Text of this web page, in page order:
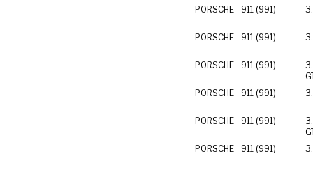
PORSCHE 911 (991)
PORSCHE 911 (991)
PORSCHE 911 (991)
PORSCHE
911 (991)
PORSCHE 911 (991)
PORSCHE
911 (991)